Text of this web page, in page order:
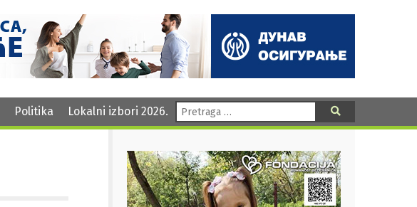
Politika Lokalni izbori 2026. Pretraga: